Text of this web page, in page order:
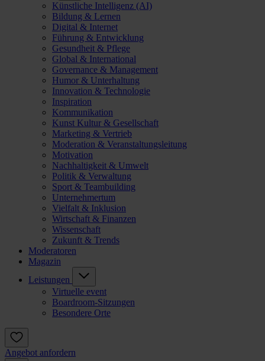
Künstliche Intelligenz (AI)
Bildung & Lernen
Digital & Internet
Führung & Entwicklung
Gesundheit & Pflege
Global & International
Governance & Management
Humor & Unterhaltung
Innovation & Technologie
Inspiration
Kommunikation
Kunst Kultur & Gesellschaft
Marketing & Vertrieb
Moderation & Veranstaltungsleitung
Motivation
Nachhaltigkeit & Umwelt
Politik & Verwaltung
Sport & Teambuilding
Unternehmertum
Vielfalt & Inklusion
Wirtschaft & Finanzen
Wissenschaft
Zukunft & Trends
Moderatoren
Magazin
Leistungen
Virtuelle event
Boardroom-Sitzungen
Besondere Orte
Angebot anfordern